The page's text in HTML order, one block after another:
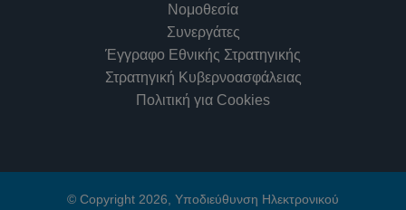
Νομοθεσία
Συνεργάτες
Έγγραφο Εθνικής Στρατηγικής
Στρατηγική Κυβερνοασφάλειας
Πολιτική για Cookies
© Copyright 2026, Υποδιεύθυνση Ηλεκτρονικού